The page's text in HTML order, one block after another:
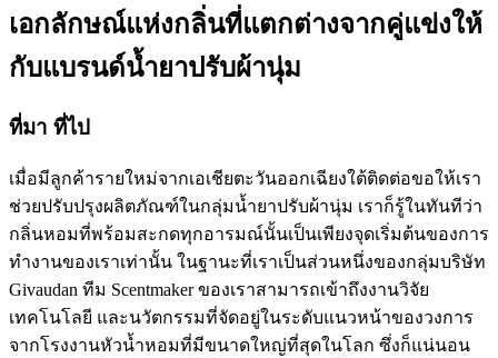
เอกลักษณ์แห่งกลิ่นที่แตกต่างจากคู่แข่งให้
กับแบรนด์น้ำยาปรับผ้านุ่ม
ที่มา ที่ไป
เมื่อมีลูกค้ารายใหม่จากเอเชียตะวันออกเฉียงใต้ติดต่อขอให้เรา
ช่วยปรับปรุงผลิตภัณฑ์ในกลุ่มน้ำยาปรับผ้านุ่ม เราก็รู้ในทันทีว่า
กลิ่นหอมที่พร้อมสะกดทุกอารมณ์นั้นเป็นเพียงจุดเริ่มต้นของการ
ทำงานของเราเท่านั้น ในฐานะที่เราเป็นส่วนหนึ่งของกลุ่มบริษัท
Givaudan ทีม Scentmaker ของเราสามารถเข้าถึงงานวิจัย
เทคโนโลยี และนวัตกรรมที่จัดอยู่ในระดับแนวหน้าของวงการ
จากโรงงานหัวน้ำหอมที่มีขนาดใหญ่ที่สุดในโลก ซึ่งก็แน่นอน